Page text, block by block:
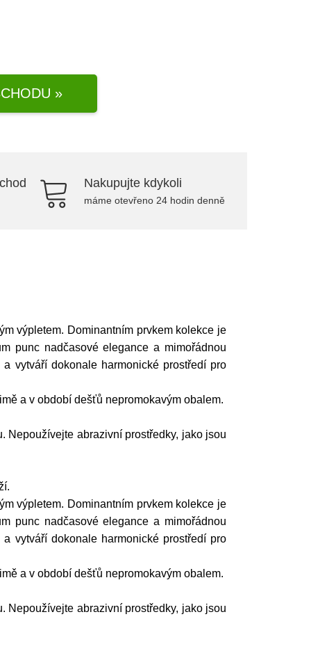
»
Nakupujte kdykoli
máme otevřeno 24 hodin denně
výpletem. Dominantním prvkem kolekce je
punc nadčasové elegance a mimořádnou
vytváří dokonale harmonické prostředí pro
a v období dešťů nepromokavým obalem.
Nepoužívejte abrazivní prostředky, jako jsou
výpletem. Dominantním prvkem kolekce je
punc nadčasové elegance a mimořádnou
vytváří dokonale harmonické prostředí pro
a v období dešťů nepromokavým obalem.
Nepoužívejte abrazivní prostředky, jako jsou